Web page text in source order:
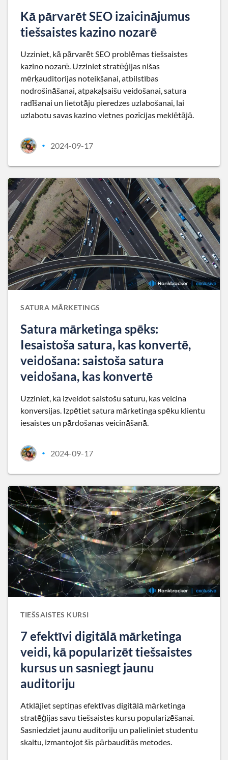
Kā pārvarēt SEO izaicinājumus
tiešsaistes kazino nozarē
Uzziniet, kā pārvarēt SEO problēmas tiešsaistes
kazino nozarē. Uzziniet stratēģijas nišas
mērķauditorijas noteikšanai, atbilstības
nodrošināšanai, atpakaļsaišu veidošanai, satura
radīšanai un lietotāju pieredzes uzlabošanai, lai
uzlabotu savas kazino vietnes pozīcijas meklētājā.
• 2024-09-17
SATURA MĀRKETINGS
Satura mārketinga spēks:
Iesaistoša satura, kas konvertē,
veidošana: saistoša satura
veidošana, kas konvertē
Uzziniet, kā izveidot saistošu saturu, kas veicina
konversijas. Izpētiet satura mārketinga spēku klientu
iesaistes un pārdošanas veicināšanā.
• 2024-09-17
TIEŠSAISTES KURSI
7 efektīvi digitālā mārketinga
veidi, kā popularizēt tiešsaistes
kursus un sasniegt jaunu
auditoriju
Atklājiet septiņas efektīvas digitālā mārketinga
stratēģijas savu tiešsaistes kursu popularizēšanai.
Sasniedziet jaunu auditoriju un palieliniet studentu
skaitu, izmantojot šīs pārbaudītās metodes.